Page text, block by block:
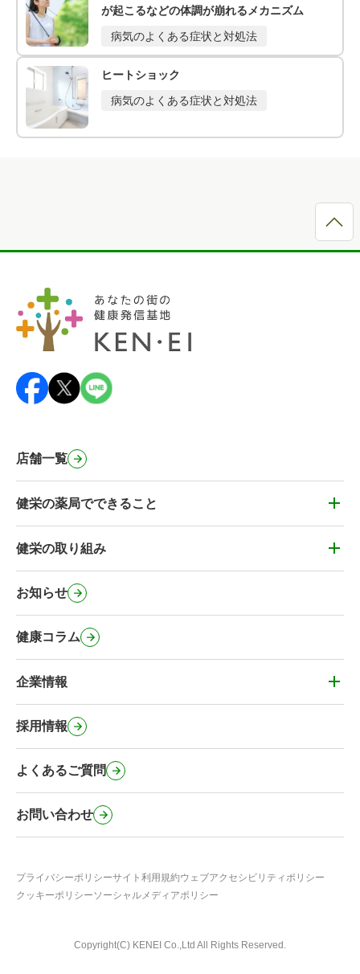
が起こるなどの体調が崩れるメカニズム
病気のよくある症状と対処法
ヒートショック
病気のよくある症状と対処法
店舗一覧
健栄の薬局でできること
かかりつけ薬剤師・健康&お薬相談
薬剤師の在宅訪問
処方箋事前送信サービス
オンライン服薬指導・電子サービス
健栄の取り組み
健栄のカフェ
健栄のコミュニティ施設
健栄の社会に対する取り組み
お知らせ
健康コラム
企業情報
事業内容・健栄の特徴
会社概要・沿革
行動計画
採用情報
よくあるご質問
お問い合わせ
Copyright(C) KENEI Co.,Ltd All Rights Reserved.
プライバシーポリシーサイト利用規約ウェブアクセシビリティポリシー
クッキーポリシーソーシャルメディアポリシー